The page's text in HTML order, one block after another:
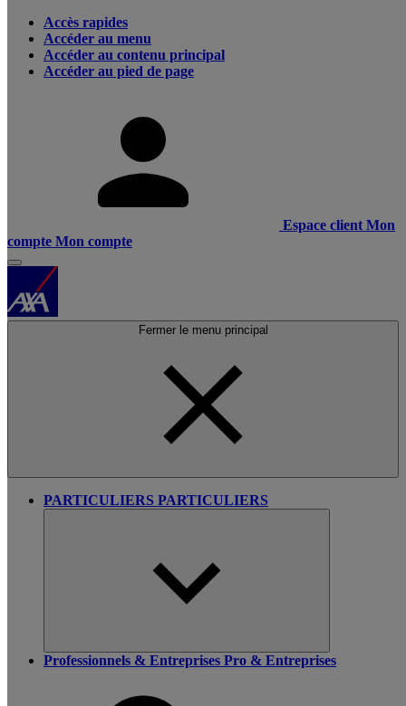
Accès rapides
Accéder au menu
Accéder au contenu principal
Accéder au pied de page
Espace client Mon
compte Mon compte
Fermer le menu principal
PARTICULIERS PARTICULIERS
Professionnels & Entreprises Pro & Entreprises